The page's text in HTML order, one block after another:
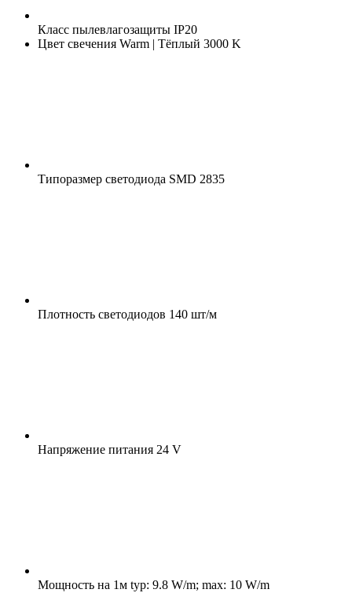
Класс пылевлагозащиты IP20
Цвет свечения Warm | Тёплый 3000 K
Типоразмер светодиода SMD 2835
Плотность светодиодов 140 шт/м
Напряжение питания 24 V
Мощность на 1м typ: 9.8 W/m; max: 10 W/m